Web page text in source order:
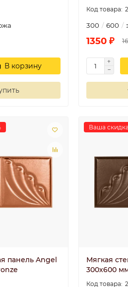
В корзину
300 600
1350 ₽
панель Angel
Ваша скидка
Мягкая
300х600